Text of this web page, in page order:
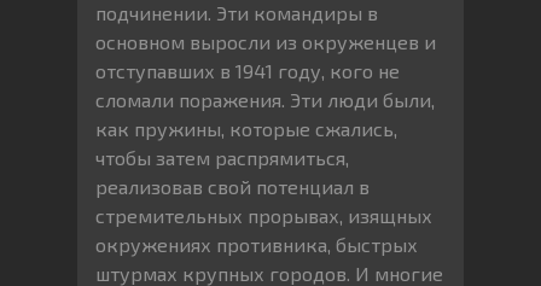
подчинении. Эти командиры в
основном выросли из окруженцев и
отступавших в 1941 году, кого не
сломали поражения. Эти люди были,
как пружины, которые сжались,
чтобы затем распрямиться,
реализовав свой потенциал в
стремительных прорывах, изящных
окружениях противника, быстрых
штурмах крупных городов. И многие